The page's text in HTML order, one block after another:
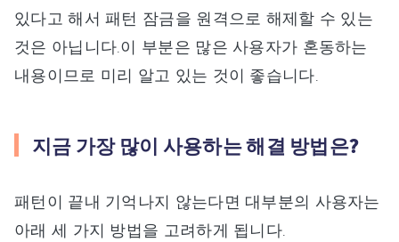
있다고 해서 패턴 잠금을 원격으로 해제할 수 있는
것은 아닙니다.이 부분은 많은 사용자가 혼동하는
내용이므로 미리 알고 있는 것이 좋습니다.
지금 가장 많이 사용하는 해결 방법은?
패턴이 끝내 기억나지 않는다면 대부분의 사용자는
아래 세 가지 방법을 고려하게 됩니다.